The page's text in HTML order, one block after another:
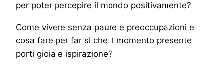
per poter percepire il mondo positivamente?
Come vivere senza paure e preoccupazioni e
cosa fare per far sì che il momento presente
porti gioia e ispirazione?